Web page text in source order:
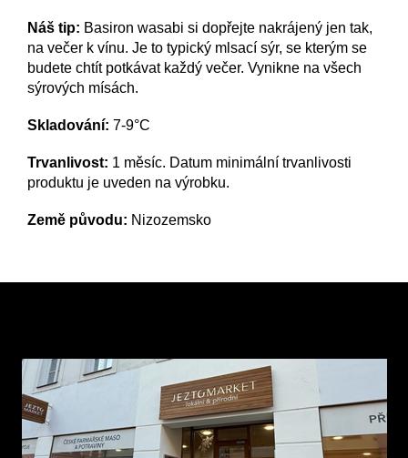
Náš tip: Basiron wasabi si dopřejte nakrájený jen tak,
na večer k vínu. Je to typický mlsací sýr, se kterým se
budete chtít potkávat každý večer. Vynikne na všech
sýrových mísách.
Skladování: 7-9°C
Trvanlivost: 1 měsíc. Datum minimální trvanlivosti
produktu je uveden na výrobku.
Země původu: Nizozemsko